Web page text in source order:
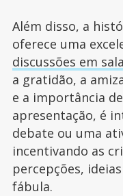
Além disso, a
oferece uma
discussões em
a gratidão, a
e a importância
apresentação, é
debate ou uma
incentivando as
percepções,
fábula.